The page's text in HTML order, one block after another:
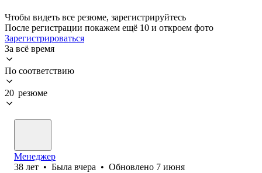
Чтобы видеть все резюме, зарегистрируйтесь
После регистрации покажем ещё 10 и откроем фото
Зарегистрироваться
За всё время
По соответствию
20 резюме
Менеджер
38 лет • Была вчера • Обновлено 7 июня